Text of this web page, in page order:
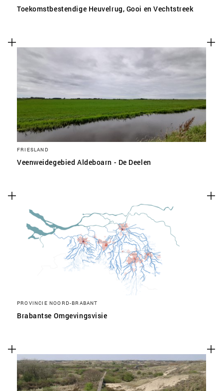
Toekomstbestendige Heuvelrug, Gooi en Vechtstreek
FRIESLAND
Veenweidegebied Aldeboarn - De Deelen
PROVINCIE NOORD-BRABANT
Brabantse Omgevingsvisie